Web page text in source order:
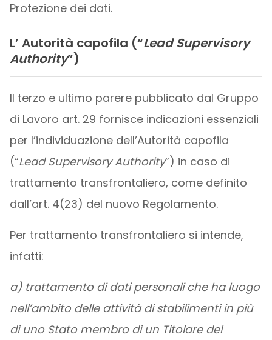
Protezione dei dati.
L’ Autorità capofila (“Lead Supervisory
Authority”)
Il terzo e ultimo parere pubblicato dal Gruppo
di Lavoro art. 29 fornisce indicazioni essenziali
per l’individuazione dell’Autorità capofila
(“Lead Supervisory Authority”) in caso di
trattamento transfrontaliero, come definito
dall’art. 4(23) del nuovo Regolamento.
Per trattamento transfrontaliero si intende,
infatti:
a) trattamento di dati personali che ha luogo
nell’ambito delle attività di stabilimenti in più
di uno Stato membro di un Titolare del